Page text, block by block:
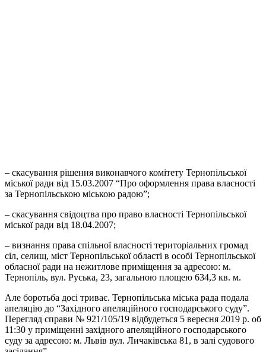
– скасування рішення виконавчого комітету Тернопільської
міської ради від 15.03.2007 “Про оформлення права власності
за Тернопільською міською радою”;
– скасування свідоцтва про право власності Тернопільської
міської ради від 18.04.2007;
– визнання права спільної власності територіальних громад
сіл, селищ, міст Тернопільської області в особі Тернопільської
обласної ради на нежитлове приміщення за адресою: м.
Тернопіль, вул. Руська, 23, загальною площею 634,3 кв. м.
Але боротьба досі триває. Тернопільська міська рада подала
апеляцію до “Західного апеляційного господарського суду”.
Перегляд справи № 921/105/19 відбудеться 5 вересня 2019 р. об
11:30 у приміщенні західного апеляційного господарського
суду за адресою: м. Львів вул. Личаківська 81, в залі судового